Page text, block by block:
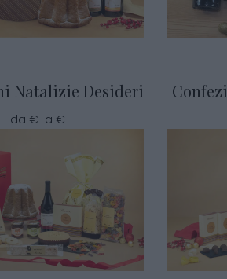
Natalizie Desideri
da € a €